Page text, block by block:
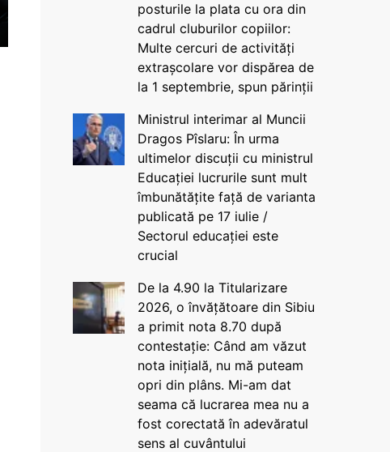
posturile la plata cu ora din
cadrul cluburilor copiilor:
Multe cercuri de activități
extrașcolare vor dispărea de
la 1 septembrie, spun părinții
Ministrul interimar al Muncii
Dragos Pîslaru: În urma
ultimelor discuții cu ministrul
Educației lucrurile sunt mult
îmbunătățite față de varianta
publicată pe 17 iulie /
Sectorul educației este
crucial
De la 4.90 la Titularizare
2026, o învățătoare din Sibiu
a primit nota 8.70 după
contestație: Când am văzut
nota inițială, nu mă puteam
opri din plâns. Mi-am dat
seama că lucrarea mea nu a
fost corectată în adevăratul
sens al cuvântului